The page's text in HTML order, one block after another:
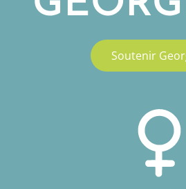
Soutenir